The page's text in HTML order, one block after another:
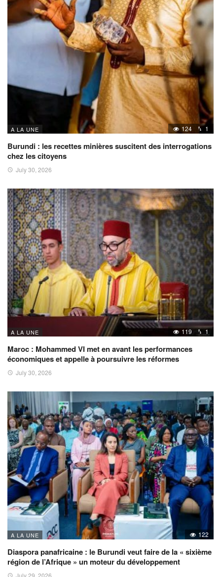
A LA UNE 124 1
Burundi : les recettes minières suscitent des interrogations
chez les citoyens
July 30, 2026
A LA UNE 119 1
Maroc : Mohammed VI met en avant les performances
économiques et appelle à poursuivre les réformes
July 30, 2026
A LA UNE 122
Diaspora panafricaine : le Burundi veut faire de la « sixième
région de l’Afrique » un moteur du développement
July 29, 2026